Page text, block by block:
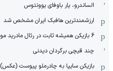
الساندرو، یار باوفای یوونتوس
ارزشمندترین هافبک ایران مشخص شد
6 بازیکن همیشه ثابت در رئال مادرید مورینیو
چند قیچی برگردان دیدنی
بازیکن سایپا به چادرملو پیوست (عکس)